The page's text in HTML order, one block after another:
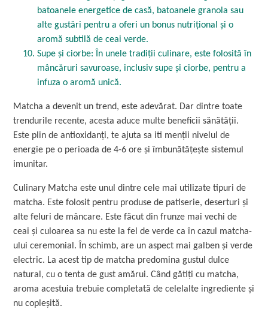
batoanele energetice de casă, batoanele granola sau
alte gustări pentru a oferi un bonus nutrițional și o
aromă subtilă de ceai verde.
Supe și ciorbe: În unele tradiții culinare, este folosită în
mâncăruri savuroase, inclusiv supe și ciorbe, pentru a
infuza o aromă unică.
Matcha a devenit un trend, este adevărat. Dar dintre toate
trendurile recente, acesta aduce multe beneficii sănătății.
Este plin de antioxidanți, te ajuta sa iti menții nivelul de
energie pe o perioada de 4-6 ore și îmbunătățește sistemul
imunitar.
Culinary Matcha este unul dintre cele mai utilizate tipuri de
matcha. Este folosit pentru produse de patiserie, deserturi și
alte feluri de mâncare. Este făcut din frunze mai vechi de
ceai și culoarea sa nu este la fel de verde ca în cazul matcha-
ului ceremonial. În schimb, are un aspect mai galben și verde
electric. La acest tip de matcha predomina gustul dulce
natural, cu o tenta de gust amărui. Când gătiți cu matcha,
aroma acestuia trebuie completată de celelalte ingrediente și
nu copleșită.